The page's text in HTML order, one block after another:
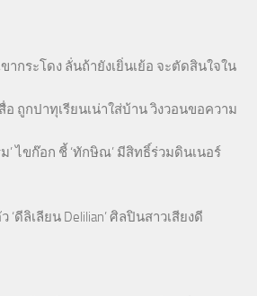
ากระโดง ลั่นถ้ายังเยิ่นเย้อ จะตัดสินใจใน
อ ถูกปาทุเรียนเน่าใส่บ้าน วิงวอนขอความ
ม’ ไขก๊อก ชี้ ‘ทักษิณ’ มีสิทธิ์ร่วมดินเนอร์
‘ดีลิเลียน Delilian’ ศิลปินสาวเสียงดี